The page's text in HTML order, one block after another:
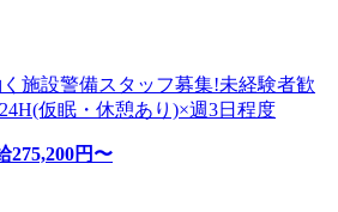
施設警備スタッフ募集!未経験者歓
仮眠・休憩あり)×週3日程度
275,200円〜